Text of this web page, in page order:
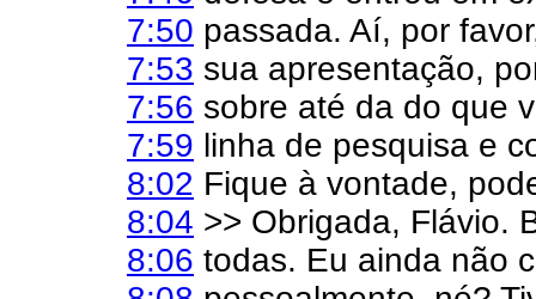
7:50 passada. Aí, por
7:53 sua apresentação,
7:56 sobre até da do que
7:59 linha de pesquisa e
8:02 Fique à vontade,
8:04 >> Obrigada, Flávio.
8:06 todas. Eu ainda não